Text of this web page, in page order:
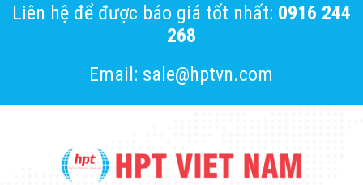
Liên hệ để được báo giá tốt nhất: 0916 244
268
Email: sale@hptvn.com